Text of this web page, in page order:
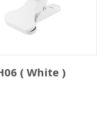
( White )